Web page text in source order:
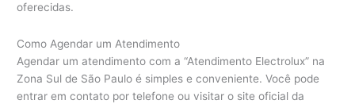
oferecidas.
Como Agendar um Atendimento
Agendar um atendimento com a “Atendimento Electrolux” na
Zona Sul de São Paulo é simples e conveniente. Você pode
entrar em contato por telefone ou visitar o site oficial da